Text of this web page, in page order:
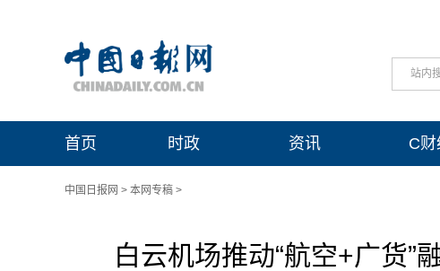
站内
首页 时政 资讯 C财
中国日报网 > 本网专稿 >
白云机场推动“航空+广货”